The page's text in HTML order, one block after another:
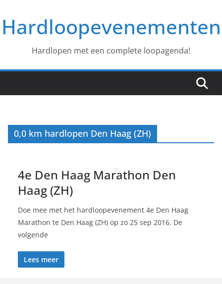
naar
deHardloopevenementen
Hardlopen met een complete loopagenda!
0,0 km hardlopen Den Haag (ZH)
4e Den Haag Marathon Den
Haag (ZH)
Doe mee met het hardloopevenement 4e Den Haag
Marathon te Den Haag (ZH) op zo 25 sep 2016. De
volgende
Lees meer